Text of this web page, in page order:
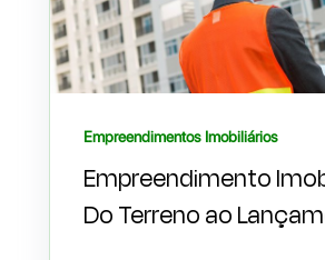
Empreendimentos Imobiliários
Empreendimento
Do Terreno ao